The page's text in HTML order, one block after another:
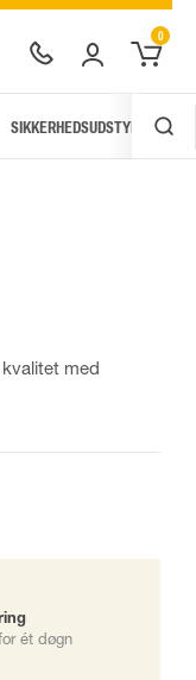
0
SIKKERHEDSUDSTYR
med
ét døgn